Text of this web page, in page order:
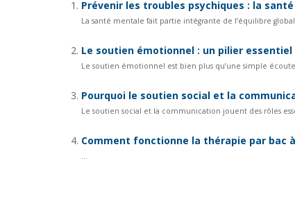
Prévenir les troubles psychiques : la
La santé mentale fait partie intégrante de l’équilibre
Le soutien émotionnel : un pilier
Le soutien émotionnel est bien plus qu’une simple
Pourquoi le soutien social et la
Le soutien social et la communication jouent des rôles
Comment fonctionne la thérapie par bac
...